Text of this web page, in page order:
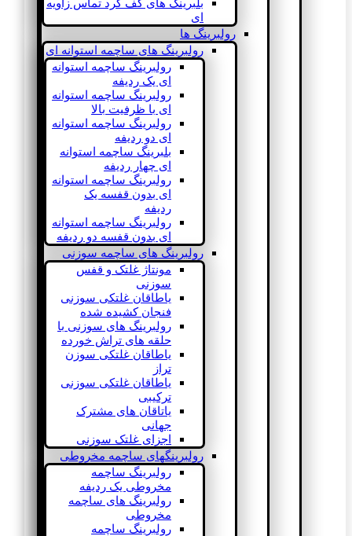
بلبرینگ های کف گرد تماس زاویه
ای
رولبرینگ ها
رولبرینگ های ساچمه استوانه ای
رولبرینگ ساچمه استوانه
ای یک ردیفه
رولبرینگ ساچمه استوانه
ای با ظرفیت بالا
رولبرینگ ساچمه استوانه
ای دو ردیفه
بلبرینگ ساچمه استوانه
ای چهار ردیفه
رولبرینگ ساچمه استوانه
ای بدون قفسه یک
ردیفه
رولبرینگ ساچمه استوانه
ای بدون قفسه دو ردیفه
رولبرینگ های ساچمه سوزنی
مونتاژ غلتک و قفس
سوزنی
یاطاقان غلتکی سوزنی
فنجان کشیده شده
رولبرینگ های سوزنی با
حلقه های تراش خورده
یاطاقان غلتکی سوزن
تراز
یاطاقان غلتکی سوزنی
ترکیبی
یاتاقان های مشترک
جهانی
اجزای غلتک سوزنی
رولبرینگهای ساچمه مخروطی
رولبرینگ ساچمه
مخروطی یک ردیفه
رولبرینگ های ساچمه
مخروطی
رولبرینگ ساچمه